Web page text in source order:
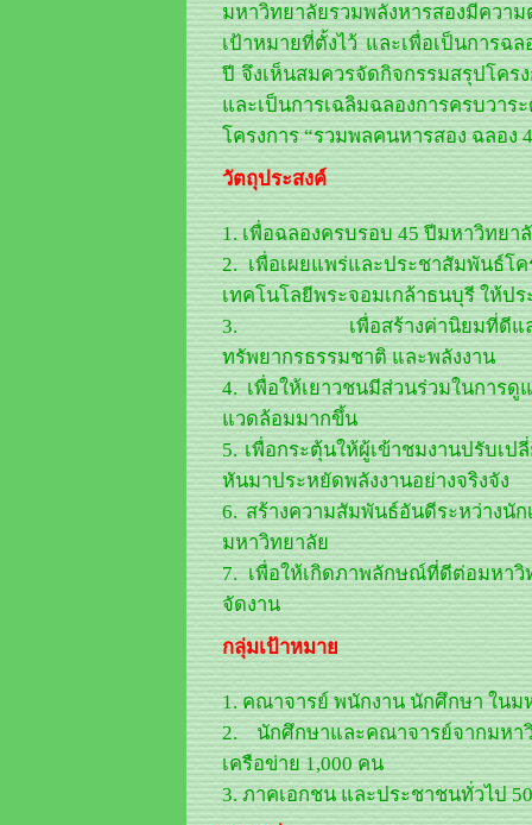
มหาวิทยาลัยรวมพลังหารสองมีความ
เป้าหมายที่ตั้งไว้ และเพื่อเป็นการฉ
ปี จึงเห็นสมควรจัดกิจกรรมสรุปโคร
และเป็นการเฉลิมฉลองการครบวาร
โครงการ “รวมพลคนหารสอง ฉลอง
วัตถุประสงค์
1. เพื่อฉลองครบรอบ 45 ปีมหาวิทยา
2. เพื่อเผยแพร่และประชาสัมพันธ์โ
เทคโนโลยีพระจอมเกล้าธนบุรี ให้ป
3. เพื่อสร้างค่านิยมที่ดีและปลู
ทรัพยากรธรรมชาติ และพลังงาน
4. เพื่อให้เยาวชนมีส่วนร่วมในการ
แวดล้อมมากขึ้น
5. เพื่อกระตุ้นให้ผู้เข้าชมงานปรับเ
หันมาประหยัดพลังงานอย่างจริงจัง
6. สร้างความสัมพันธ์อันดีระหว่างนั
มหาวิทยาลัย
7. เพื่อให้เกิดภาพลักษณ์ที่ดีต่อมหา
จัดงาน
กลุ่มเป้าหมาย
1. คณาจารย์ พนักงาน นักศึกษา ในม
2. นักศึกษาและคณาจารย์จากมหา
เครือข่าย 1,000 คน
3. ภาคเอกชน และประชาชนทั่วไป